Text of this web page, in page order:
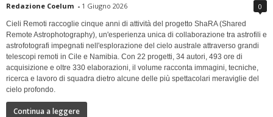
Redazione Coelum - 1 Giugno 2026 0
Cieli Remoti raccoglie cinque anni di attività del progetto ShaRA (Shared
Remote Astrophotography), un'esperienza unica di collaborazione tra astrofili e
astrofotografi impegnati nell'esplorazione del cielo australe attraverso grandi
telescopi remoti in Cile e Namibia. Con 22 progetti, 34 autori, 493 ore di
acquisizione e oltre 330 elaborazioni, il volume racconta immagini, tecniche,
ricerca e lavoro di squadra dietro alcune delle più spettacolari meraviglie del
cielo profondo.
Continua a leggere